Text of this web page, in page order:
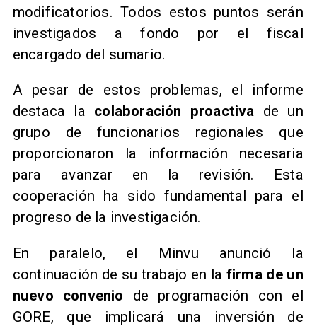
modificatorios. Todos estos puntos serán
investigados a fondo por el fiscal
encargado del sumario.
A pesar de estos problemas, el informe
destaca la colaboración proactiva de un
grupo de funcionarios regionales que
proporcionaron la información necesaria
para avanzar en la revisión. Esta
cooperación ha sido fundamental para el
progreso de la investigación.
En paralelo, el Minvu anunció la
continuación de su trabajo en la firma de un
nuevo convenio de programación con el
GORE, que implicará una inversión de